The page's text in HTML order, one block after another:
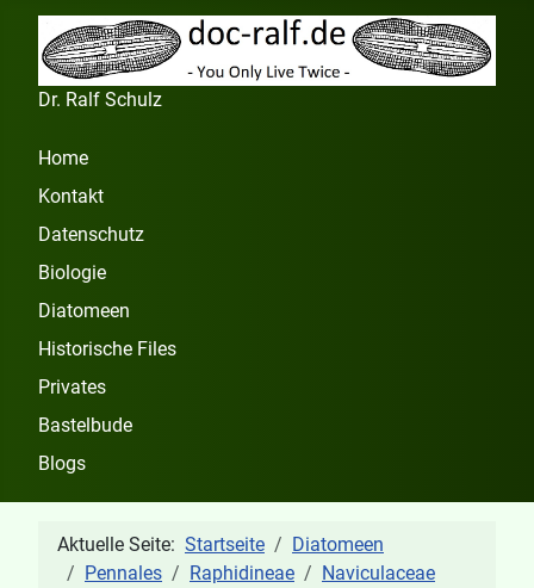
Dr. Ralf Schulz
Home
Kontakt
Datenschutz
Biologie
Diatomeen
Historische Files
Privates
Bastelbude
Blogs
Aktuelle Seite: Startseite
Diatomeen
Pennales
Raphidineae
Naviculaceae